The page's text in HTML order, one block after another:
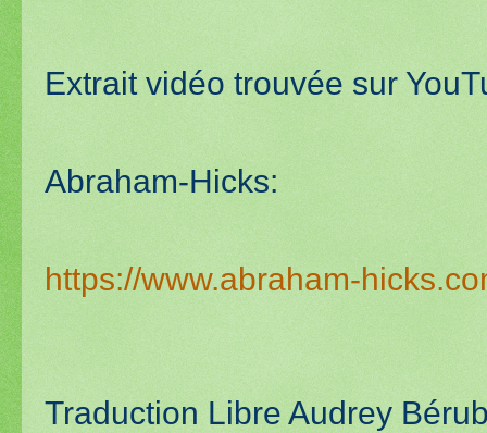
Extrait vidéo trouvée sur
Abraham-Hicks:
https://www.abraham-
Traduction Libre Audrey